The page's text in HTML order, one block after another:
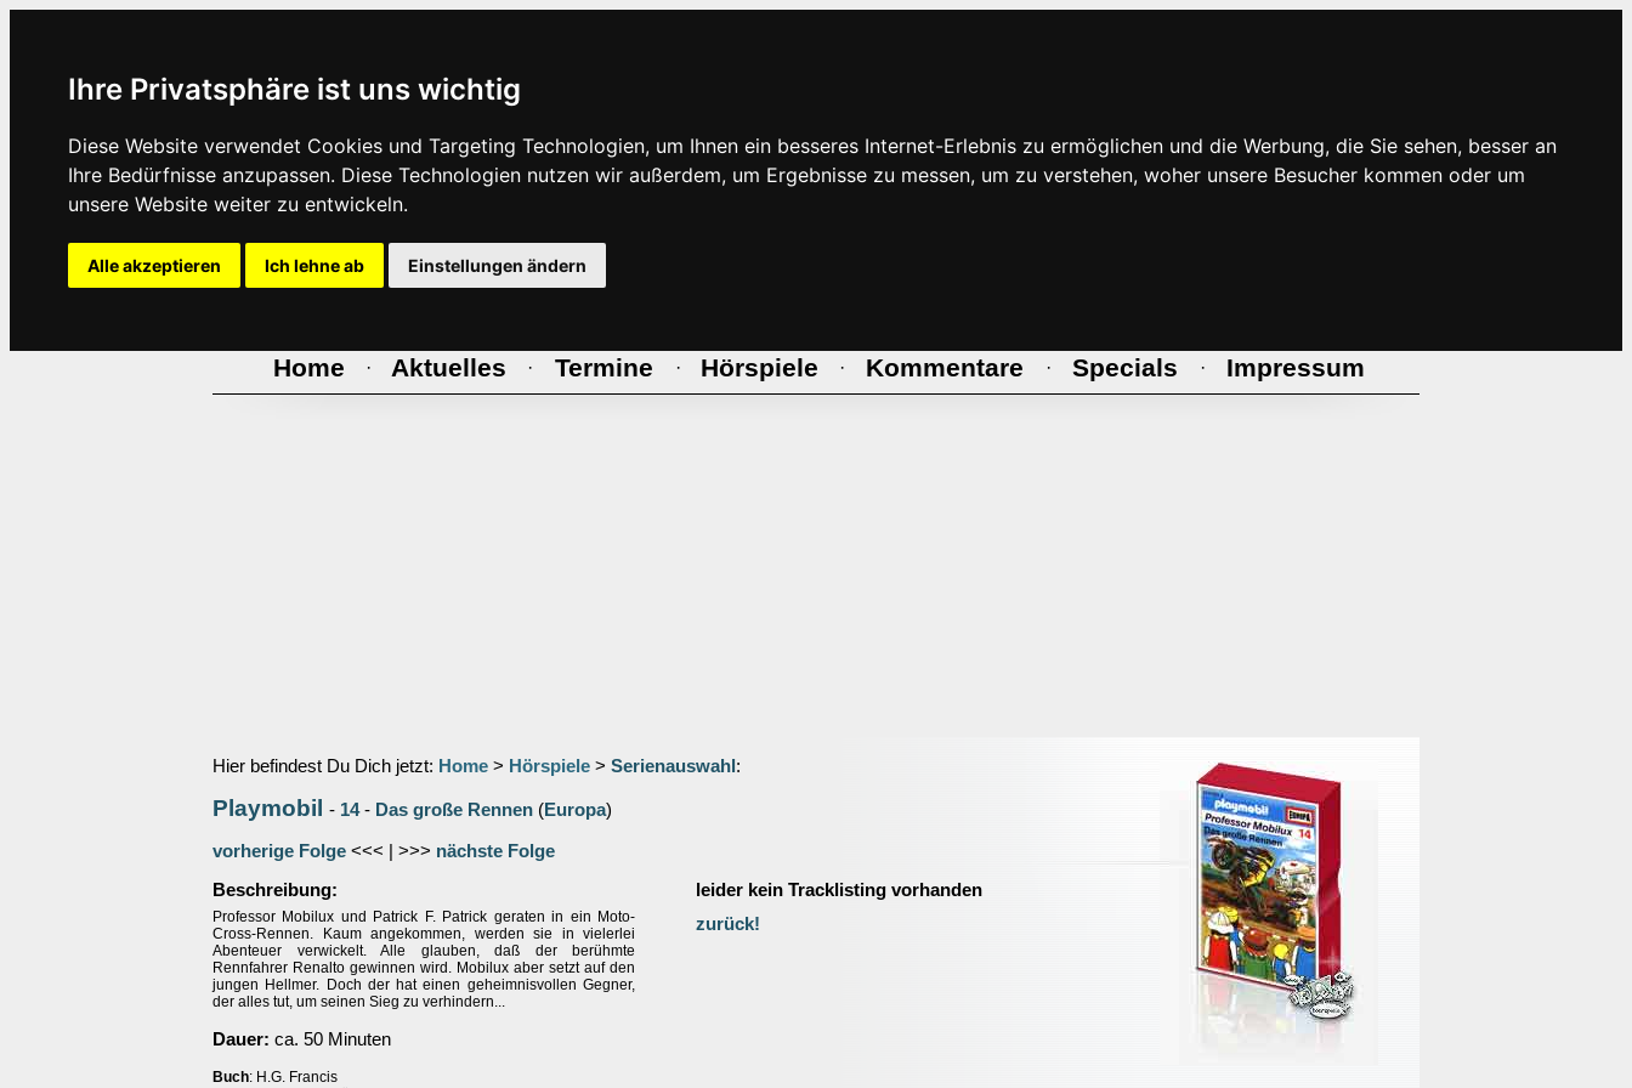
Ihre Privatsphäre ist uns wichtig
Diese Website verwendet Cookies und Targeting Technologien, um Ihnen ein besseres Internet-Erlebnis zu ermöglichen und die Werbung, die Sie sehen, besser an
Ihre Bedürfnisse anzupassen. Diese Technologien nutzen wir außerdem, um Ergebnisse zu messen, um zu verstehen, woher unsere Besucher kommen oder um
unsere Website weiter zu entwickeln.
Alle akzeptieren Ich lehne ab Einstellungen ändern
Home · Aktuelles · Termine · Hörspiele · Kommentare · Specials · Impressum
Hier befindest Du Dich jetzt: Home > Hörspiele > Serienauswahl :
Playmobil - 14- Das große Rennen (Europa)
vorherige Folge <<< | >>> nächste Folge
Beschreibung:
Professor Mobilux und Patrick F. Patrick geraten in ein Moto-
Cross-Rennen. Kaum angekommen, werden sie in vielerlei
Abenteuer verwickelt. Alle glauben, daß der berühmte
Rennfahrer Renalto gewinnen wird. Mobilux aber setzt auf den
jungen Hellmer. Doch der hat einen geheimnisvollen Gegner,
der alles tut, um seinen Sieg zu verhindern...
Dauer: ca. 50 Minuten
Buch: H.G. Francis
leider kein Tracklisting vorhanden
zurück!